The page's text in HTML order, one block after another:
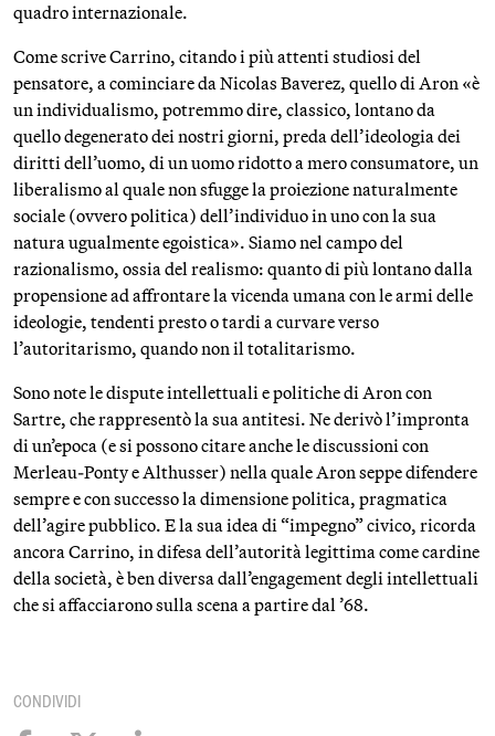
quadro internazionale.
Come scrive Carrino, citando i più attenti studiosi del
pensatore, a cominciare da Nicolas Baverez, quello di Aron «è
un individualismo, potremmo dire, classico, lontano da
quello degenerato dei nostri giorni, preda dell’ideologia dei
diritti dell’uomo, di un uomo ridotto a mero consumatore, un
liberalismo al quale non sfugge la proiezione naturalmente
sociale (ovvero politica) dell’individuo in uno con la sua
natura ugualmente egoistica». Siamo nel campo del
razionalismo, ossia del realismo: quanto di più lontano dalla
propensione ad affrontare la vicenda umana con le armi delle
ideologie, tendenti presto o tardi a curvare verso
l’autoritarismo, quando non il totalitarismo.
Sono note le dispute intellettuali e politiche di Aron con
Sartre, che rappresentò la sua antitesi. Ne derivò l’impronta
di un’epoca (e si possono citare anche le discussioni con
Merleau-Ponty e Althusser) nella quale Aron seppe difendere
sempre e con successo la dimensione politica, pragmatica
dell’agire pubblico. E la sua idea di “impegno” civico, ricorda
ancora Carrino, in difesa dell’autorità legittima come cardine
della società, è ben diversa dall’engagement degli intellettuali
che si affacciarono sulla scena a partire dal ’68.
CONDIVIDI